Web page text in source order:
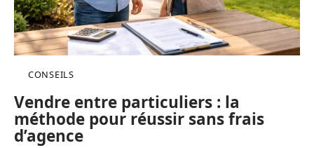
CONSEILS
Vendre entre particuliers : la
méthode pour réussir sans frais
d’agence